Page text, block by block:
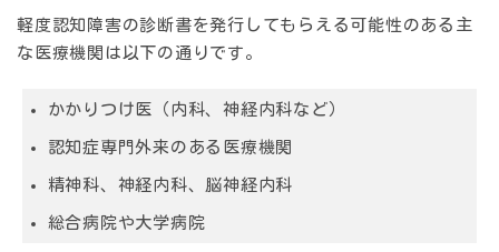
軽度認知障害の診断書を発行してもらえる可能性のある主
な医療機関は以下の通りです。
かかりつけ医（内科、神経内科など）
認知症専門外来のある医療機関
精神科、神経内科、脳神経内科
総合病院や大学病院